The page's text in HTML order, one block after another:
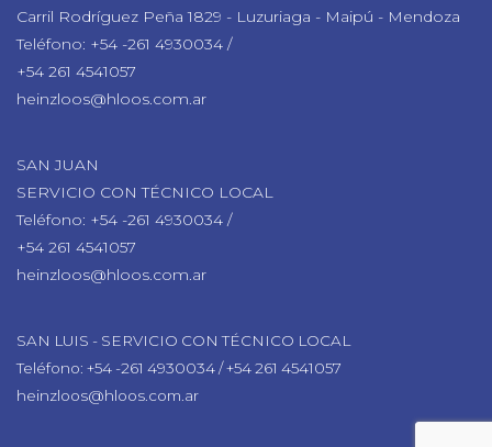
Carril Rodríguez Peña 1829 - Luzuriaga - Maipú - Mendoza
Teléfono: +54 -261 4930034 /
+54 261 4541057
heinzloos@hloos.com.ar
SAN JUAN
SERVICIO CON TÉCNICO LOCAL
Teléfono: +54 -261 4930034 /
+54 261 4541057
heinzloos@hloos.com.ar
SAN LUIS - SERVICIO CON TÉCNICO LOCAL
Teléfono: +54 -261 4930034 / +54 261 4541057
heinzloos@hloos.com.ar